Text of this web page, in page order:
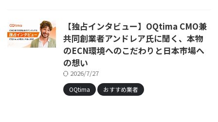
【独占インタビュー】OQtima CMO兼
共同創業者アンドレア氏に聞く、本物
のECN環境へのこだわりと日本市場へ
の想い
2026/7/27
OQtima おすすめ業者